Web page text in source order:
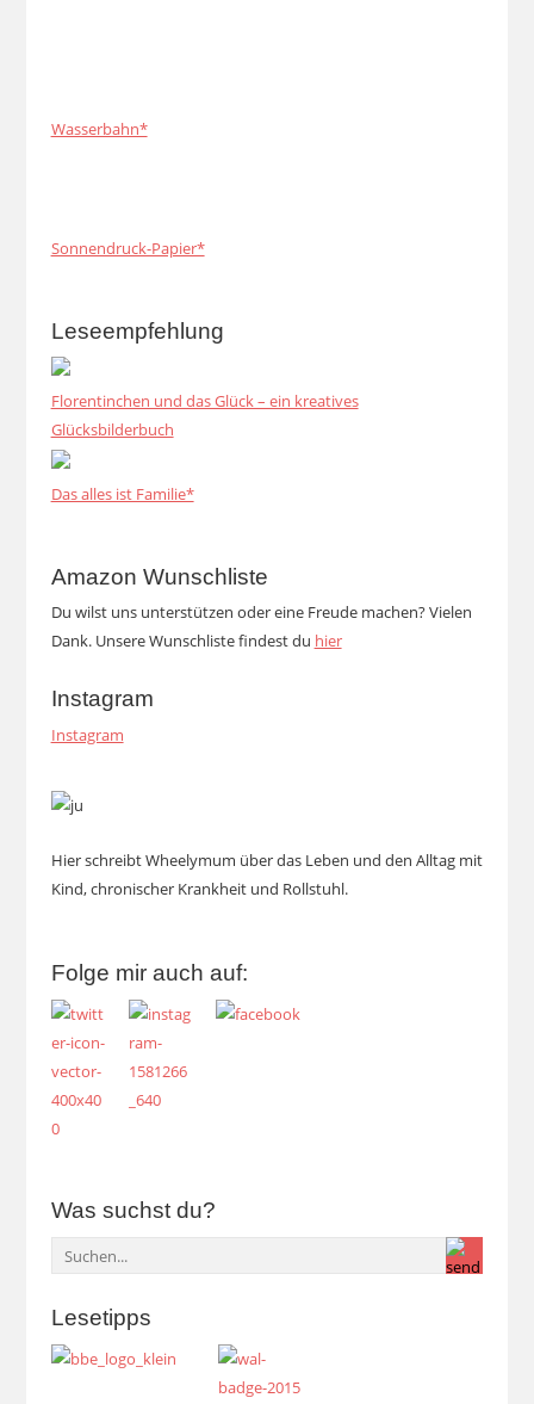
Wasserbahn*
Sonnendruck-Papier*
Leseempfehlung
Florentinchen und das Glück – ein kreatives
Glücksbilderbuch
Das alles ist Familie*
Amazon Wunschliste
Du wilst uns unterstützen oder eine Freude machen? Vielen
Dank. Unsere Wunschliste findest du hier
Instagram
Instagram
Hier schreibt Wheelymum über das Leben und den Alltag mit
Kind, chronischer Krankheit und Rollstuhl.
Folge mir auch auf:
Was suchst du?
Lesetipps